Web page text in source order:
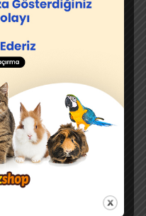
anladıkları
davranışlar
tavırlar içerisine
durumların
banyoya sokarken
sonra, suyun
dikkat etmeniz
için kulaklarına